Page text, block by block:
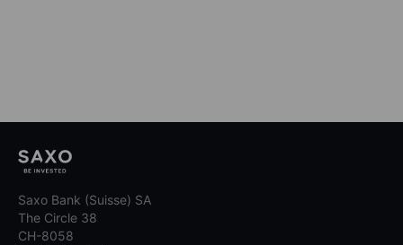
Saxo Bank (Suisse) SA
The Circle 38
CH-8058